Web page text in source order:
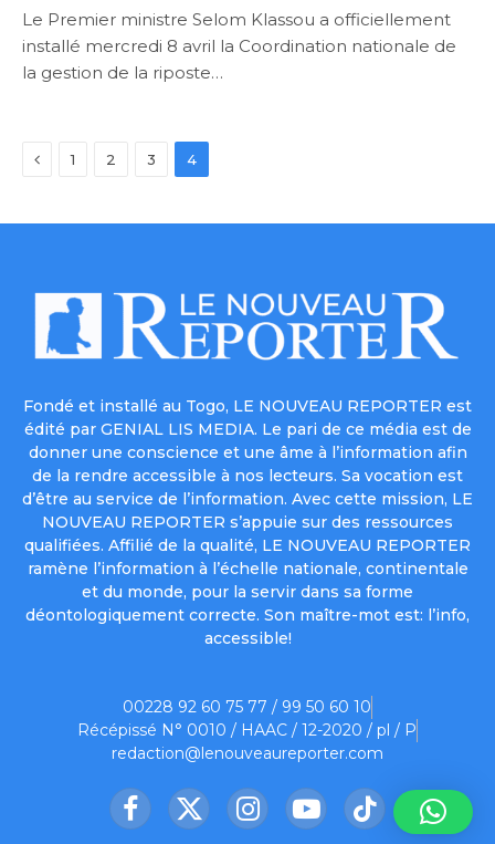
Le Premier ministre Selom Klassou a officiellement
installé mercredi 8 avril la Coordination nationale de
la gestion de la riposte…
Previous
1 2 3 4
Fondé et installé au Togo, LE NOUVEAU REPORTER est
édité par GENIAL LIS MEDIA. Le pari de ce média est de
donner une conscience et une âme à l’information afin
de la rendre accessible à nos lecteurs. Sa vocation est
d’être au service de l’information. Avec cette mission, LE
NOUVEAU REPORTER s’appuie sur des ressources
qualifiées. Affilié de la qualité, LE NOUVEAU REPORTER
ramène l’information à l’échelle nationale, continentale
et du monde, pour la servir dans sa forme
déontologiquement correcte. Son maître-mot est: l’info,
accessible!
00228 92 60 75 77 / 99 50 60 10
Récépissé N° 0010 / HAAC / 12-2020 / pl / P
redaction@lenouveaureporter.com
Facebook
X
InstagramYouTubeTikTok